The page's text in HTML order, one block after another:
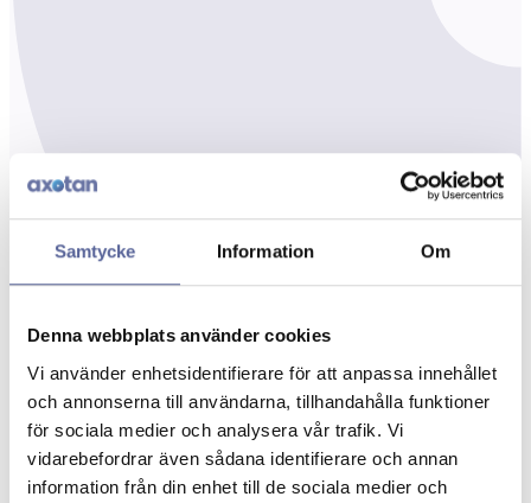
Samtycke Information Om
Denna webbplats använder cookies
Vi använder enhetsidentifierare för att anpassa innehållet
och annonserna till användarna, tillhandahålla funktioner
för sociala medier och analysera vår trafik. Vi
vidarebefordrar även sådana identifierare och annan
information från din enhet till de sociala medier och